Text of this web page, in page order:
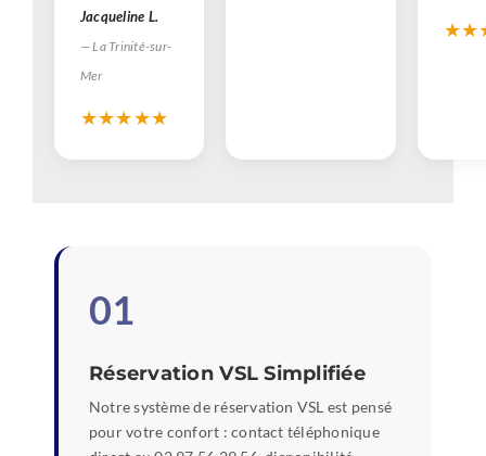
Jacqueline L.
— La Trinité-sur-
Mer
★★★★★
01
Réservation VSL Simplifiée
Notre système de réservation VSL est pensé
pour votre confort : contact téléphonique